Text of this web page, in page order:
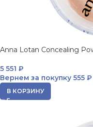
Anna Lotan Concealing
5 551 ₽
Вернем за покупку 555 ₽
В КОРЗИНУ